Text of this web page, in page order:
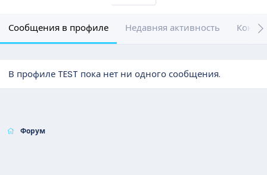
Сообщения в профиле Недавняя активность
В профиле TEST пока нет ни одного сообщения.
Форум